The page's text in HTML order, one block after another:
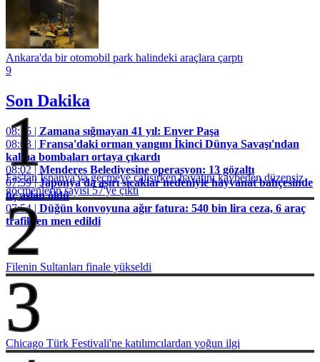
Ankara'da bir otomobil park halindeki araçlara çarptı
9
Son Dakika
08:15 | Zamana sığmayan 41 yıl: Enver Paşa
08:03 | Fransa'daki orman yangını İkinci Dünya Savaşı'ndan
kalma bombaları ortaya çıkardı
08:02 |Menderes Belediyesine operasyon: 13 gözaltı
07:59 |Japonya'da aşırı sıcaklar nedeniyle hayvanat bahçesinde
üç aslan öldü
07:54 | Düğün konvoyuna ağır fatura: 540 bin lira ceza, 6 araç
trafikten men edildi
1
Fas'tan İspanya'ya geçmeye çalışırken hayatını kaybeden düzensiz
göçmenlerin sayısı 57'ye çıktı
2
Filenin Sultanları finale yükseldi
3
Chicago Türk Festivali'ne katılımcılardan yoğun ilgi